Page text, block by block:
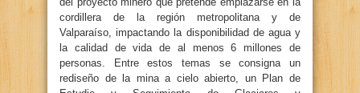
cordillera de la región metropolitana y de
Valparaíso, impactando la disponibilidad de agua y
la calidad de vida de al menos 6 millones de
personas. Entre estos temas se consigna un
rediseño de la mina a cielo abierto, un Plan de